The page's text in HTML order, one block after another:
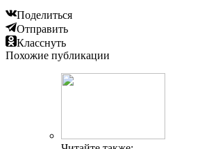
Поделиться
Отправить
Класснуть
Похожие публикации